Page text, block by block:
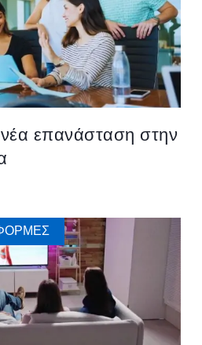
επανάσταση στην